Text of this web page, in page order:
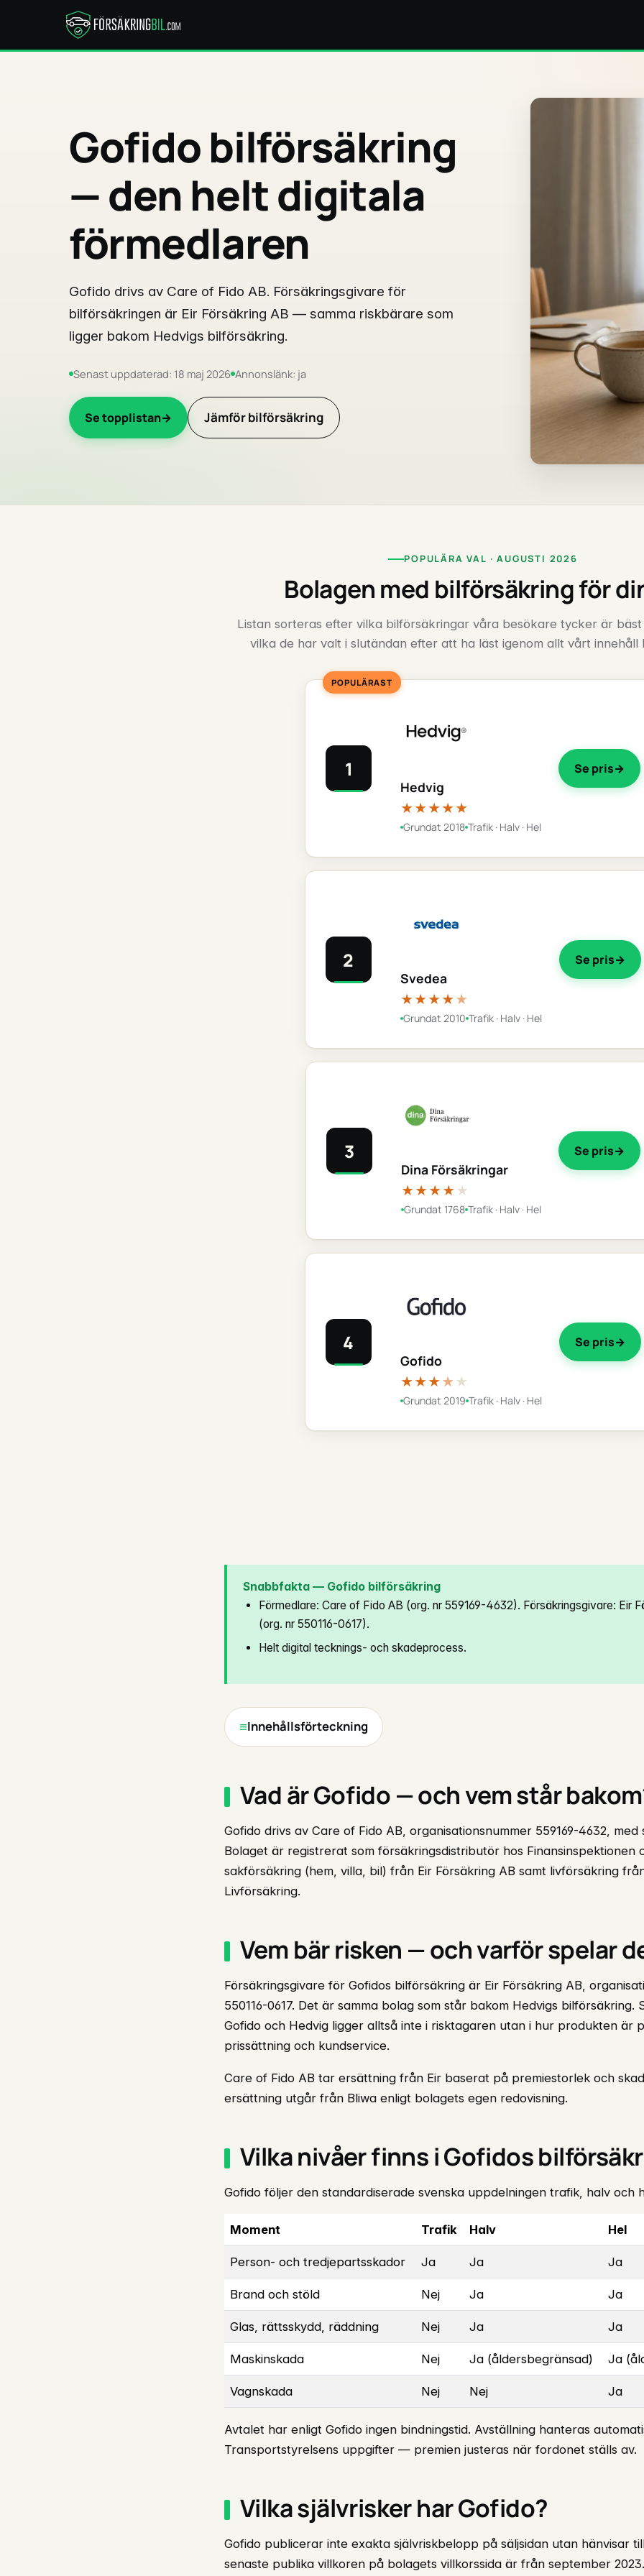
Gofido bilförsäkring
— den helt digitala
förmedlaren
Gofido drivs av Care of Fido AB. Försäkringsgivare för
bilförsäkringen är Eir Försäkring AB — samma riskbärare som
ligger bakom Hedvigs bilförsäkring.
Senast uppdaterad: 18 maj 2026 Annonslänk: ja
Se topplistan Jämför bilförsäkring
POPULÄRA VAL · AUGUSTI 2026
Bolagen med bilförsäkring för
Listan sorteras efter vilka bilförsäkringar våra besökare tycker är
vilka de har valt i slutändan efter att ha läst igenom allt vårt innehåll
POPULÄRAST
1
Hedvig
★★★★★
Grundat 2018 Trafik · Halv · Hel
Se pris
2
Svedea
★★★★★
Grundat 2010 Trafik · Halv · Hel
Se pris
3
Dina Försäkringar
★★★★★
Grundat 1768 Trafik · Halv · Hel
Se pris
4
Gofido
★★★★★
Grundat 2019 Trafik · Halv · Hel
Se pris
Snabbfakta — Gofido bilförsäkring
Förmedlare: Care of Fido AB (org. nr 559169-4632). Försäkringsgivare: Eir
(org. nr 550116-0617).
Helt digital tecknings- och skadeprocess.
Innehållsförteckning
Vad är Gofido — och vem står
Gofido drivs av Care of Fido AB, organisationsnummer 559169-4632, med
Bolaget är registrerat som försäkringsdistributör hos Finansinspektionen
sakförsäkring (hem, villa, bil) från Eir Försäkring AB samt livförsäkring
Livförsäkring.
Vem bär risken — och varför spelar
Försäkringsgivare för Gofidos bilförsäkring är Eir Försäkring AB,
550116-0617. Det är samma bolag som står bakom Hedvigs bilförsäkring.
Gofido och Hedvig ligger alltså inte i risktagaren utan i hur produkten är
prissättning och kundservice.
Care of Fido AB tar ersättning från Eir baserat på premiestorlek och
ersättning utgår från Bliwa enligt bolagets egen redovisning.
Vilka nivåer finns i Gofidos
Gofido följer den standardiserade svenska uppdelningen trafik, halv och
Moment Trafik Halv Hel
Person- och tredjepartsskador Ja Ja Ja
Brand och stöld Nej Ja Ja
Glas, rättsskydd, räddning Nej Ja Ja
Maskinskada Nej Ja (åldersbegränsad) Ja
Vagnskada Nej Nej Ja
Avtalet har enligt Gofido ingen bindningstid. Avställning hanteras
Transportstyrelsens uppgifter — premien justeras när fordonet ställs av.
Vilka självrisker har Gofido?
Gofido publicerar inte exakta självriskbelopp på säljsidan utan hänvisar
senaste publika villkoren på bolagets villkorssida är från september